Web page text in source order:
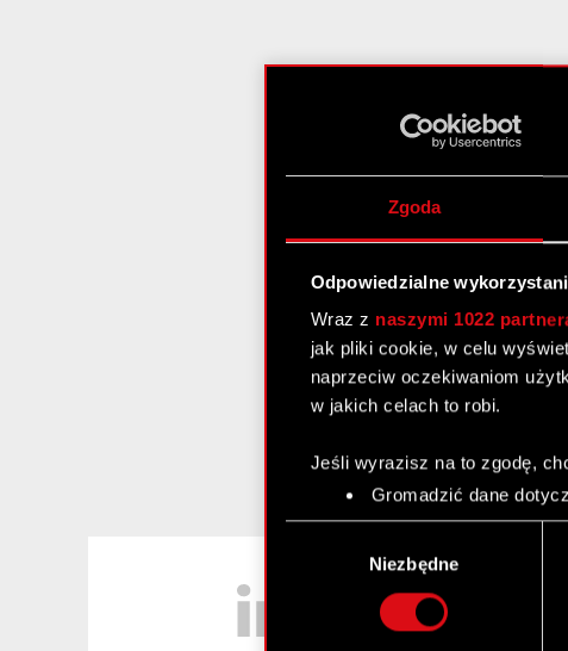
Zgoda
Odpowiedzialne
Wraz z naszymi 1022
jak pliki cookie, w celu
naprzeciw oczekiwaniom
w jakich celach to robi.
Jeśli wyrazisz na to zgodę,
Gromadzić dane
Identyfikować Twoje
Dowiedz się więcej odnośnie
szczegółów . W Deklaracji
Niezbędne